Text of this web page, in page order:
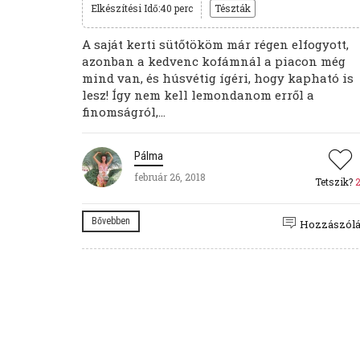
Elkészítési Idő:40 perc Tészták
A saját kerti sütőtököm már régen elfogyott,
azonban a kedvenc kofámnál a piacon még
mind van, és húsvétig ígéri, hogy kapható is
lesz! Így nem kell lemondanom erről a
finomságról,...
Pálma
február 26, 2018
Tetszik?
Bővebben